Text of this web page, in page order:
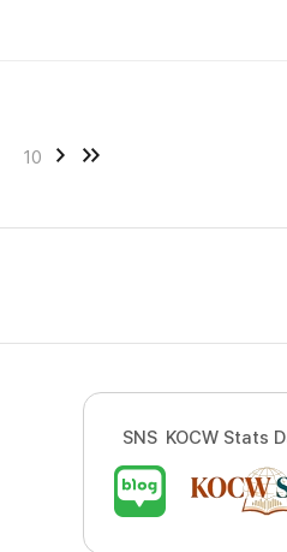
10
SNS KOCW Stats